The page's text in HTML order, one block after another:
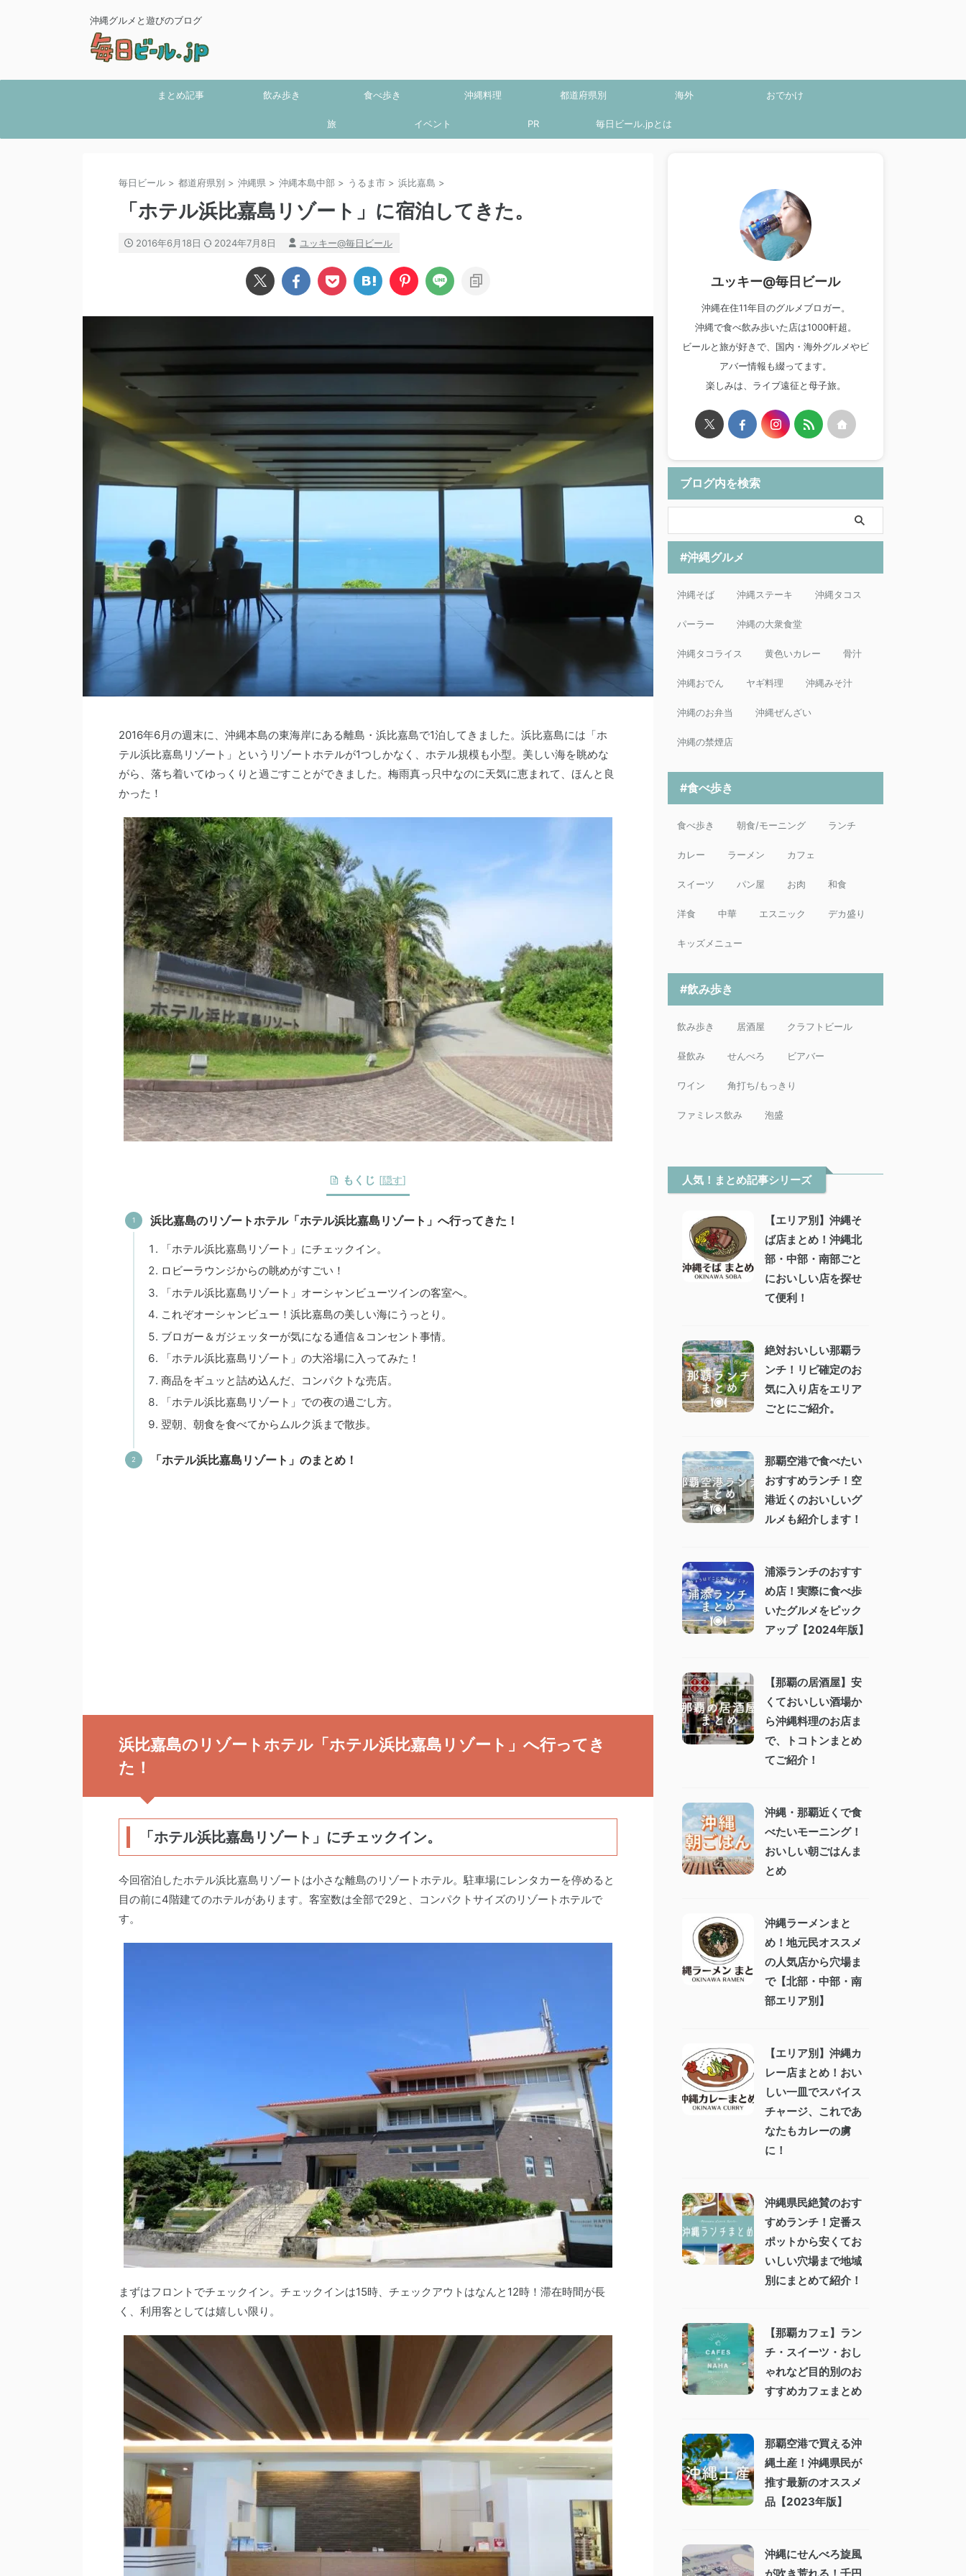
沖縄グルメと遊びのブログ
まとめ記事 飲み歩き 食べ歩き 沖縄料理 都道府県別 海外 おでかけ
旅 イベント PR 毎日ビール.jpとは
毎日ビール > 都道府県別 > 沖縄県 > 沖縄本島中部 > うるま市 > 浜比嘉島 >
「ホテル浜比嘉島リゾート」に宿泊してきた。
2016年6月18日 2024年7月8日 ユッキー@毎日ビール
2016年6月の週末に、沖縄本島の東海岸にある離島・浜比嘉島で1泊してきました。浜比嘉島には「ホ
テル浜比嘉島リゾート」というリゾートホテルが1つしかなく、ホテル規模も小型。美しい海を眺めな
がら、落ち着いてゆっくりと過ごすことができました。梅雨真っ只中なのに天気に恵まれて、ほんと良
かった！
もくじ [隠す]
浜比嘉島のリゾートホテル「ホテル浜比嘉島リゾート」へ行ってきた！
「ホテル浜比嘉島リゾート」にチェックイン。
ロビーラウンジからの眺めがすごい！
「ホテル浜比嘉島リゾート」オーシャンビューツインの客室へ。
これぞオーシャンビュー！浜比嘉島の美しい海にうっとり。
ブロガー＆ガジェッターが気になる通信＆コンセント事情。
「ホテル浜比嘉島リゾート」の大浴場に入ってみた！
商品をギュッと詰め込んだ、コンパクトな売店。
「ホテル浜比嘉島リゾート」での夜の過ごし方。
翌朝、朝食を食べてからムルク浜まで散歩。
「ホテル浜比嘉島リゾート」のまとめ！
浜比嘉島のリゾートホテル「ホテル浜比嘉島リゾート」へ行ってき
た！
「ホテル浜比嘉島リゾート」にチェックイン。
今回宿泊したホテル浜比嘉島リゾートは小さな離島のリゾートホテル。駐車場にレンタカーを停めると
目の前に4階建てのホテルがあります。客室数は全部で29と、コンパクトサイズのリゾートホテルで
す。
まずはフロントでチェックイン。チェックインは15時、チェックアウトはなんと12時！滞在時間が長
く、利用客としては嬉しい限り。
ユッキー@毎日ビール
沖縄在住11年目のグルメブロガー。
沖縄で食べ飲み歩いた店は1000軒超。
ビールと旅が好きで、国内・海外グルメやビ
アバー情報も綴ってます。
楽しみは、ライブ遠征と母子旅。
ブログ内を検索
#沖縄グルメ
沖縄そば 沖縄ステーキ 沖縄タコス
パーラー 沖縄の大衆食堂
沖縄タコライス 黄色いカレー 骨汁
沖縄おでん ヤギ料理 沖縄みそ汁
沖縄のお弁当 沖縄ぜんざい
沖縄の禁煙店
#食べ歩き
食べ歩き 朝食/モーニング ランチ
カレー ラーメン カフェ
スイーツ パン屋 お肉 和食
洋食 中華 エスニック デカ盛り
キッズメニュー
#飲み歩き
飲み歩き 居酒屋 クラフトビール
昼飲み せんべろ ビアバー
ワイン 角打ち/もっきり
ファミレス飲み 泡盛
人気！まとめ記事シリーズ
【エリア別】沖縄そ
ば店まとめ！沖縄北
部・中部・南部ごと
においしい店を探せ
て便利！
絶対おいしい那覇ラ
ンチ！リピ確定のお
気に入り店をエリア
ごとにご紹介。
那覇空港で食べたい
おすすめランチ！空
港近くのおいしいグ
ルメも紹介します！
浦添ランチのおすす
め店！実際に食べ歩
いたグルメをピック
アップ【2024年版】
【那覇の居酒屋】安
くておいしい酒場か
ら沖縄料理のお店ま
で、トコトンまとめ
てご紹介！
沖縄・那覇近くで食
べたいモーニング！
おいしい朝ごはんま
とめ
沖縄ラーメンまと
め！地元民オススメ
の人気店から穴場ま
で【北部・中部・南
部エリア別】
【エリア別】沖縄カ
レー店まとめ！おい
しい一皿でスパイス
チャージ、これであ
なたもカレーの虜
に！
沖縄県民絶賛のおす
すめランチ！定番ス
ポットから安くてお
いしい穴場まで地域
別にまとめて紹介！
【那覇カフェ】ラン
チ・スイーツ・おし
ゃれなど目的別のお
すすめカフェまとめ
那覇空港で買える沖
縄土産！沖縄県民が
推す最新のオススメ
品【2023年版】
沖縄にせんべろ旋風